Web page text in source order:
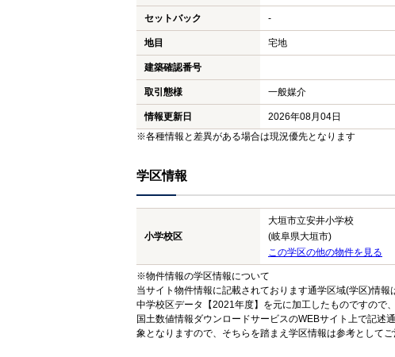
セットバック -
地目 宅地
建築確認番号
取引態様 一般媒介
情報更新日 2026年08月04日
※各種情報と差異がある場合は現況優先となります
学区情報
小学校区
大垣市立安井小学校
(岐阜県大垣市)
この学区の他の物件を見る
※物件情報の学区情報について
当サイト物件情報に記載されております通学区域(学区)情
中学校区データ【2021年度】を元に加工したものですので
国土数値情報ダウンロードサービスのWEBサイト上で記
象となりますので、そちらを踏まえ学区情報は参考としてご